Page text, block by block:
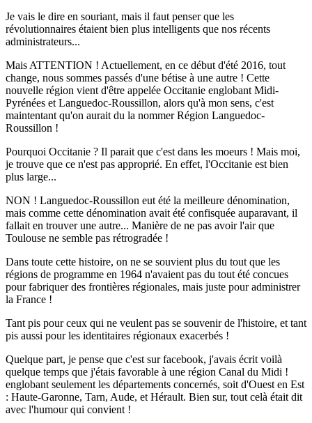
Je vais le dire en souriant, mais il faut penser que les
révolutionnaires étaient bien plus intelligents que nos récents
administrateurs...
Mais ATTENTION ! Actuellement, en ce début d'été 2016, tout
change, nous sommes passés d'une bétise à une autre ! Cette
nouvelle région vient d'être appelée Occitanie englobant Midi-
Pyrénées et Languedoc-Roussillon, alors qu'à mon sens, c'est
maintentant qu'on aurait du la nommer Région Languedoc-
Roussillon !
Pourquoi Occitanie ? Il parait que c'est dans les moeurs ! Mais moi,
je trouve que ce n'est pas approprié. En effet, l'Occitanie est bien
plus large...
NON ! Languedoc-Roussillon eut été la meilleure dénomination,
mais comme cette dénomination avait été confisquée auparavant, il
fallait en trouver une autre... Manière de ne pas avoir l'air que
Toulouse ne semble pas rétrogradée !
Dans toute cette histoire, on ne se souvient plus du tout que les
régions de programme en 1964 n'avaient pas du tout été concues
pour fabriquer des frontières régionales, mais juste pour administrer
la France !
Tant pis pour ceux qui ne veulent pas se souvenir de l'histoire, et tant
pis aussi pour les identitaires régionaux exacerbés !
Quelque part, je pense que c'est sur facebook, j'avais écrit voilà
quelque temps que j'étais favorable à une région Canal du Midi !
englobant seulement les départements concernés, soit d'Ouest en Est
: Haute-Garonne, Tarn, Aude, et Hérault. Bien sur, tout celà était dit
avec l'humour qui convient !